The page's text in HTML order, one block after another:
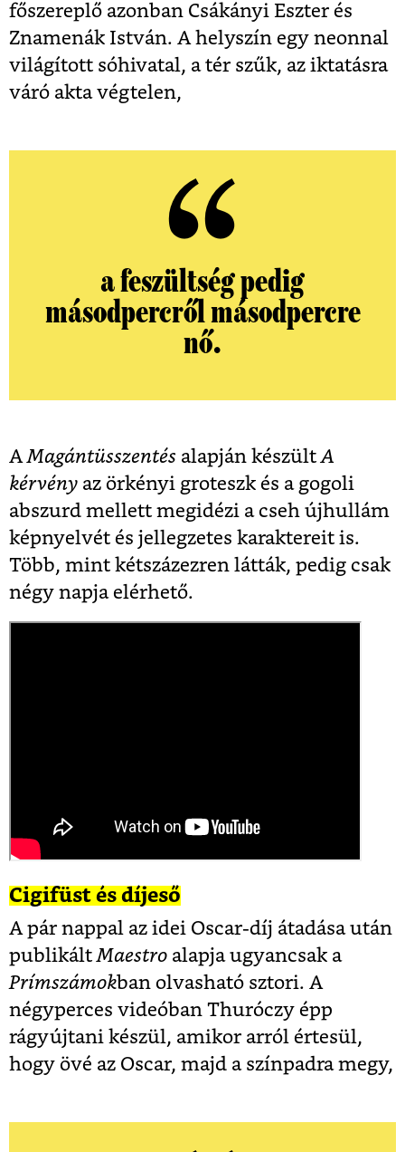
főszereplő azonban Csákányi Eszter és
Znamenák István. A helyszín egy neonnal
világított sóhivatal, a tér szűk, az iktatásra
váró akta végtelen,
a feszültség pedig
másodpercről másodpercre
nő.
A Magántüsszentés alapján készült A
kérvény az örkényi groteszk és a gogoli
abszurd mellett megidézi a cseh újhullám
képnyelvét és jellegzetes karaktereit is.
Több, mint kétszázezren látták, pedig csak
négy napja elérhető.
Cigifüst és díjeső
A pár nappal az idei Oscar-díj átadása után
publikált Maestro alapja ugyancsak a
Prímszámokban olvasható sztori. A
négyperces videóban Thuróczy épp
rágyújtani készül, amikor arról értesül,
hogy övé az Oscar, majd a színpadra megy,